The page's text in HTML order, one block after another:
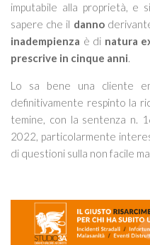
imputabile alla proprietà, e
sapere che il danno
inadempienza è di natura
prescrive in cinque anni.
Lo sa bene una cliente
definitivamente respinto la
temine, con la sentenza n.
2022, particolarmente
di questioni sulla non facile